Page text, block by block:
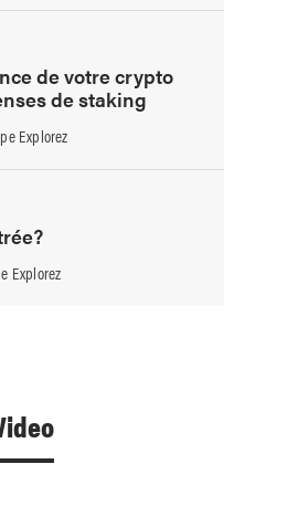
de votre crypto
de staking
Explorez
Explorez